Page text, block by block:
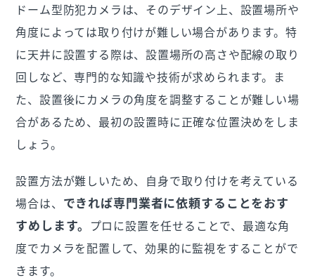
ドーム型防犯カメラは、そのデザイン上、設置場所や
角度によっては取り付けが難しい場合があります。特
に天井に設置する際は、設置場所の高さや配線の取り
回しなど、専門的な知識や技術が求められます。ま
た、設置後にカメラの角度を調整することが難しい場
合があるため、最初の設置時に正確な位置決めをしま
しょう。
設置方法が難しいため、自身で取り付けを考えている
場合は、 できれば専門業者に依頼することをおす
すめします。 プロに設置を任せることで、最適な角
度でカメラを配置して、効果的に監視をすることがで
きます。